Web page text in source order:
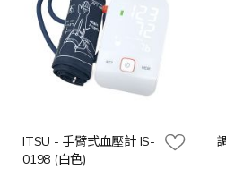
ITSU - 手臂式血壓計 IS-
0198 (白色)